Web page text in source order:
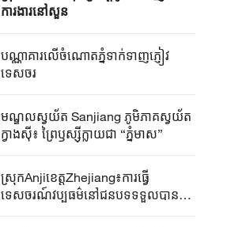
ការងារនៅសួន​​
បណ្ណាគារលើចំណោតភ្នំទាក់ទាញភ្ញៀវ
ទេសចរ
មណ្ឌលស្វយ័ត Sanjiang ភូមិភាគស្វយ័ត
ក្វាងស៊ី៖ ព្រៃឫស្ស៊ីក្លាយជា “ភ្នំមាស”
ស្រុកAnjiខេត្តZhejiang៖ការធ្វើ
ទេសចរណ៍វប្បធម៌នៅជនបទទទួលបានការ
ពេញនិយមក្នុងរដូវក្តៅ